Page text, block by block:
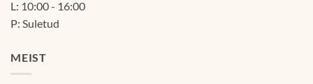
L: 10:00 - 16:00
P: Suletud
MEIST